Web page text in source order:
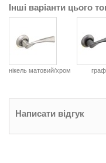
Інші варіанти цього
нікель матовий/хром
Написати відгук